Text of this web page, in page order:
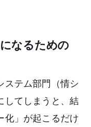
なるための
ステム部門（情シ
してしまうと、結
化」が起こるだけ